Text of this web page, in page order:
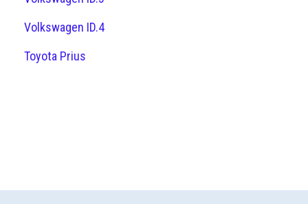
Volkswagen ID.4
Toyota Prius